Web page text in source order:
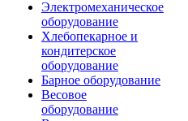
Электромеханическое
оборудование
Хлебопекарное и
кондитерское
оборудование
Барное оборудование
Весовое
оборудование